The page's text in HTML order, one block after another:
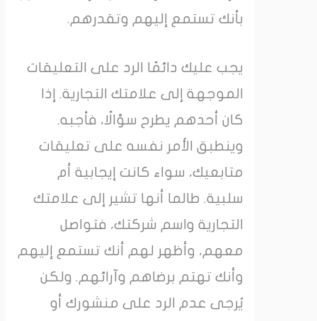
بأنك تستمع إليهم وتقدرهم.
يجب عليك دائمًا الرد على التعليقات
الموجهة إلى علامتك التجارية. إذا
كان أحدهم يطرح سؤالًا، فأجبه.
وينطبق الأمر نفسه على تعليقات
متابعيك، سواء كانت إيجابية أم
سلبية. طالما أنها تشير إلى علامتك
التجارية واسم شركتك، فتواصل
معهم، وأظهر لهم أنك تستمع إليهم
وأنك تهتم برضاهم وآرائهم. ولكن
يُرجى عدم الرد على منشورك أو